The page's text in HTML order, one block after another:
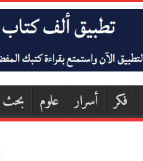
فكر أسرار علوم بحث